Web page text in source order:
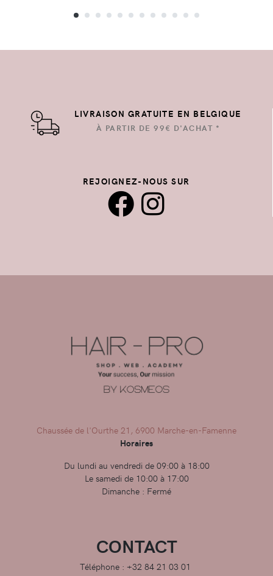
LIVRAISON GRATUITE EN BELGIQUE
À PARTIR DE 99€ D'ACHAT *
REJOIGNEZ-NOUS SUR
Chaussée de l'Ourthe 21, 6900 Marche-en-Famenne
Horaires
Du lundi au vendredi de 09:00 à 18:00
Le samedi de 10:00 à 17:00
Dimanche : Fermé
CONTACT
Téléphone : +32 84 21 03 01